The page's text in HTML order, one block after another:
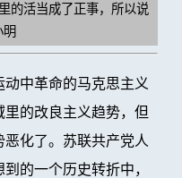
的活当成了正事，所以说
中革命的马克思主义
的改良主义趋势，但
化了。苏联共产党人
的一个历史转折中，